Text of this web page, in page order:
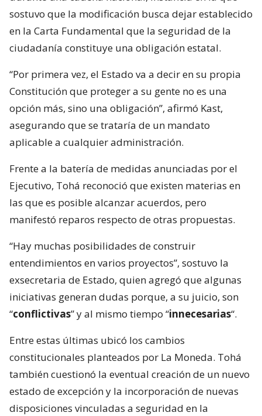
sostuvo que la modificación busca dejar establecido
en la Carta Fundamental que la seguridad de la
ciudadanía constituye una obligación estatal.
“Por primera vez, el Estado va a decir en su propia
Constitución que proteger a su gente no es una
opción más, sino una obligación”, afirmó Kast,
asegurando que se trataría de un mandato
aplicable a cualquier administración.
Frente a la batería de medidas anunciadas por el
Ejecutivo, Tohá reconoció que existen materias en
las que es posible alcanzar acuerdos, pero
manifestó reparos respecto de otras propuestas.
“Hay muchas posibilidades de construir
entendimientos en varios proyectos”, sostuvo la
exsecretaria de Estado, quien agregó que algunas
iniciativas generan dudas porque, a su juicio, son
“conflictivas” y al mismo tiempo “innecesarias“.
Entre estas últimas ubicó los cambios
constitucionales planteados por La Moneda. Tohá
también cuestionó la eventual creación de un nuevo
estado de excepción y la incorporación de nuevas
disposiciones vinculadas a seguridad en la